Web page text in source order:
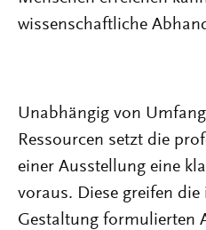
wissenschaftliche
Unabhängig von
Ressourcen setzt die
einer Ausstellung eine
voraus. Diese greifen
Gestaltung formulierten